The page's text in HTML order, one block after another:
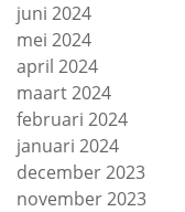
juni 2024
mei 2024
april 2024
maart 2024
februari 2024
januari 2024
december 2023
november 2023